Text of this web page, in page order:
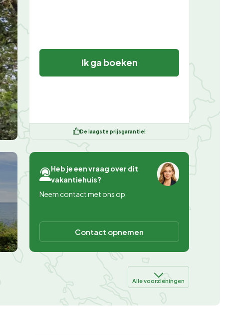
Ik ga boeken
De laagste prijsgarantie!
Heb je een vraag over dit
vakantiehuis?
Neem contact met ons op
Contact opnemen
Alle voorzieningen